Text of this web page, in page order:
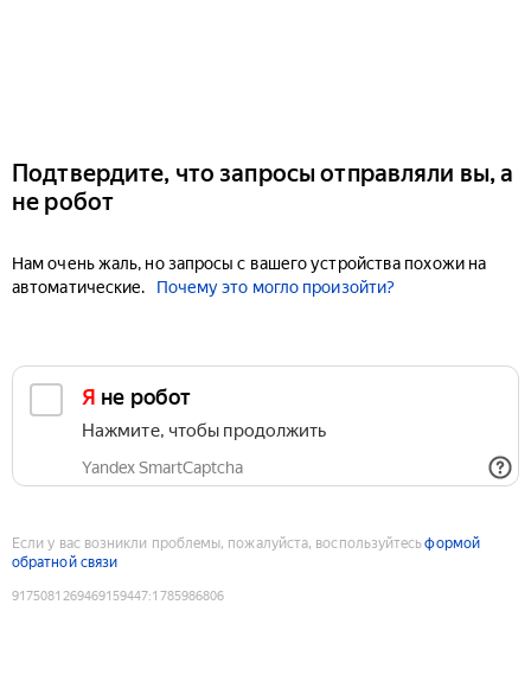
Подтвердите, что запросы отправляли вы, а
не робот
Нам очень жаль, но запросы с вашего устройства похожи на
автоматические.
Почему это могло произойти?
Я не робот
Нажмите, чтобы продолжить
Yandex SmartCaptcha
Если у вас возникли проблемы, пожалуйста, воспользуйтесьформой
обратной связи
9175081269469159447:1785986806